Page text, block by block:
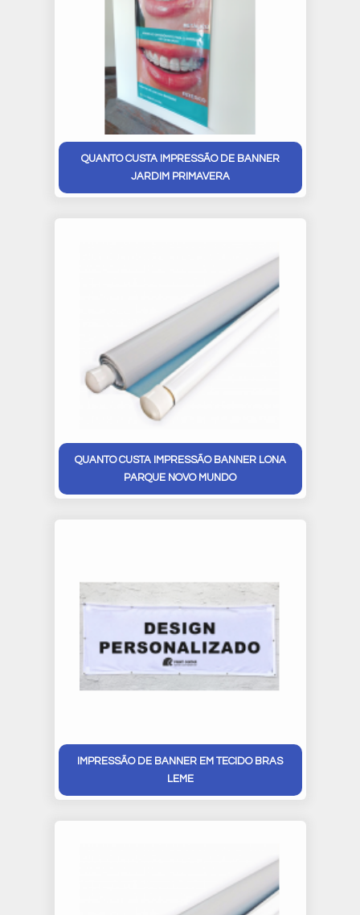
QUANTO CUSTA IMPRESSÃO DE BANNER
JARDIM PRIMAVERA
QUANTO CUSTA IMPRESSÃO BANNER LONA
PARQUE NOVO MUNDO
IMPRESSÃO DE BANNER EM TECIDO BRAS
LEME